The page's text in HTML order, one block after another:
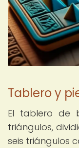
Tablero y
El tablero de
triángulos,
seis triángulos